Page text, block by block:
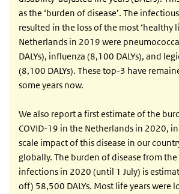
as the ‘burden of disease’. The
resulted in the loss of the most ‘healthy
Netherlands in 2019 were
DALYs), influenza (8,100 DALYs), and
(8,100 DALYs). These top-3 have
some years now.
We also report a first estimate of the
COVID-19 in the Netherlands in 2020,
scale impact of this disease in our
globally. The burden of disease from
infections in 2020 (until 1 July) is
off) 58,500 DALYs. Most life years were